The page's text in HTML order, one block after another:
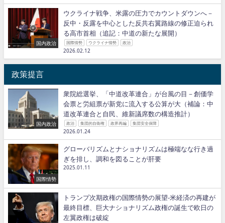
国内政治
ウクライナ戦争、米露の圧力でカウントダウンへ－
反中・反露を中心とした反共右翼路線の修正迫られ
る高市首相（追記：中道の新たな展開）
国際情勢 ウクライナ情勢 政治
2026.02.12
政策提言
国内政治
衆院総選挙、「中道改革連合」が台風の目－創価学
会票と労組票が新党に流入する公算が大（補論：中
道改革連合と自民、維新議席数の構造推計）
政治 集団的自衛権 政界再編 集団安全保障
2026.01.24
国際情勢
グローバリズムとナショナリズムは極端なな行き過
ぎを排し、調和を図ることが肝要
2025.01.11
トランプ次期政権の国際情勢の展望−米経済の再建が
最終目標、巨大ナショナリズム政権の誕生で欧日の
左翼政権は破綻